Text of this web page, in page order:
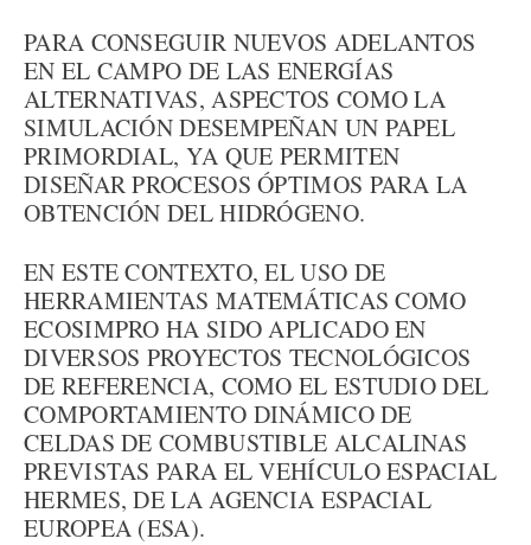
PARA CONSEGUIR NUEVOS ADELANTOS
EN EL CAMPO DE LAS ENERGÍAS
ALTERNATIVAS, ASPECTOS COMO LA
SIMULACIÓN DESEMPEÑAN UN PAPEL
PRIMORDIAL, YA QUE PERMITEN
DISEÑAR PROCESOS ÓPTIMOS PARA LA
OBTENCIÓN DEL HIDRÓGENO.
EN ESTE CONTEXTO, EL USO DE
HERRAMIENTAS MATEMÁTICAS COMO
ECOSIMPRO HA SIDO APLICADO EN
DIVERSOS PROYECTOS TECNOLÓGICOS
DE REFERENCIA, COMO EL ESTUDIO DEL
COMPORTAMIENTO DINÁMICO DE
CELDAS DE COMBUSTIBLE ALCALINAS
PREVISTAS PARA EL VEHÍCULO ESPACIAL
HERMES, DE LA AGENCIA ESPACIAL
EUROPEA (ESA).